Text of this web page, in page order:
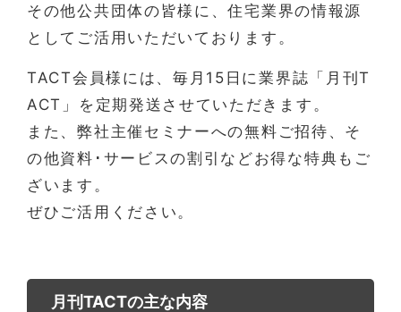
その他公共団体の皆様に、住宅業界の情報源
としてご活用いただいております。
TACT会員様には、毎月15日に業界誌「月刊T
ACT」を定期発送させていただきます。
また、弊社主催セミナーへの無料ご招待、そ
の他資料･サービスの割引などお得な特典もご
ざいます。
ぜひご活用ください。
月刊TACTの主な内容